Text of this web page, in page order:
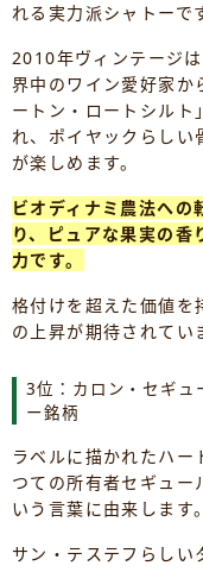
れる実力派シャトーで
2010年ヴィンテージ
界中のワイン愛好家か
ートン・ロートシルト
れ、ポイヤックらしい
が楽しめます。
ビオディナミ農法への
り、ピュアな果実の香
力です。
格付けを超えた価値を
の上昇が期待されてい
3位：カロン・セギュ
ー銘柄
ラベルに描かれたハ
つての所有者セギュー
いう言葉に由来します。
サン・テステフらしい